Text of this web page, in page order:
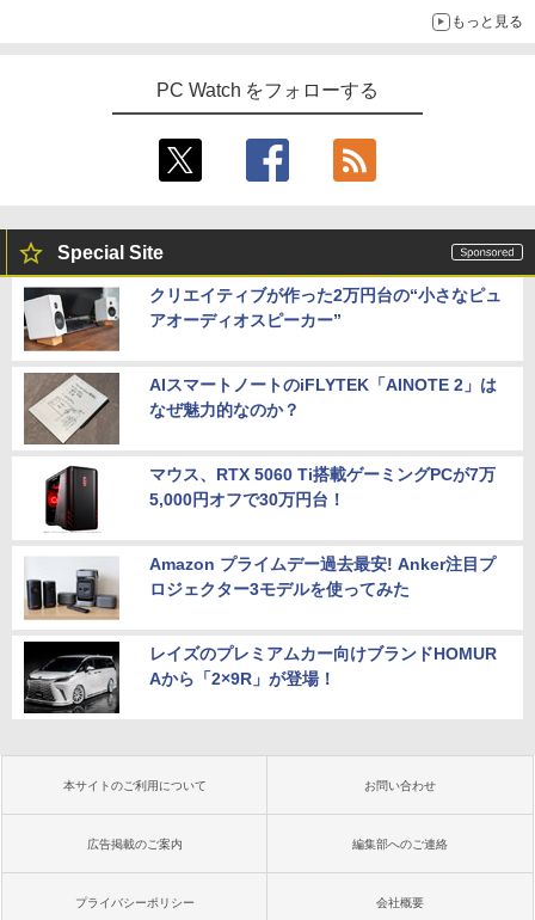
もっと見る
PC Watch をフォローする
Special Site
クリエイティブが作った2万円台の“小さなピュ
アオーディオスピーカー”
AIスマートノートのiFLYTEK「AINOTE 2」は
なぜ魅力的なのか？
マウス、RTX 5060 Ti搭載ゲーミングPCが7万
5,000円オフで30万円台！
Amazon プライムデー過去最安! Anker注目プ
ロジェクター3モデルを使ってみた
レイズのプレミアムカー向けブランドHOMUR
Aから「2×9R」が登場！
本サイトのご利用について お問い合わせ
広告掲載のご案内 編集部へのご連絡
プライバシーポリシー 会社概要